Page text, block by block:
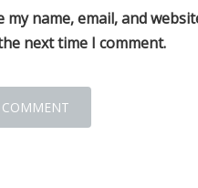
my name, email, and
next time I comment.